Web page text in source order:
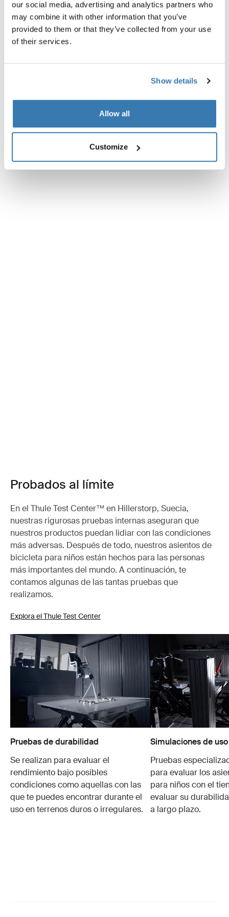
our social media, advertising and analytics partners who
may combine it with other information that you’ve
provided to them or that they’ve collected from your use
of their services.
Show details
Allow all
Customize
Toggle overview
Descripción del producto
Toggle techspec
Especificaciones técnicas
Toggle guides and instructions
Instrucciones
Probados al límite
En el Thule Test Center™ en Hillerstorp, Suecia,
nuestras rigurosas pruebas internas aseguran que
nuestros productos puedan lidiar con las condiciones
más adversas. Después de todo, nuestros asientos de
bicicleta para niños están hechos para las personas
más importantes del mundo. A continuación, te
contamos algunas de las tantas pruebas que
realizamos.
Explora el Thule Test Center
Pruebas de durabilidad
Se realizan para evaluar el
rendimiento bajo posibles
condiciones como aquellas con las
que te puedes encontrar durante el
uso en terrenos duros o irregulares.
Simulaciones de
Pruebas
para evaluar los
para niños con el
evaluar su
a largo plazo.